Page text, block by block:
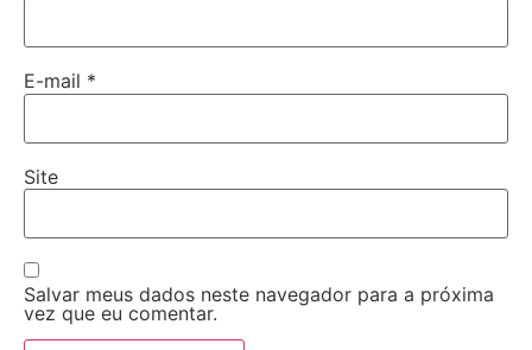
E-mail *
Site
Salvar meus dados neste navegador para a próxima
vez que eu comentar.